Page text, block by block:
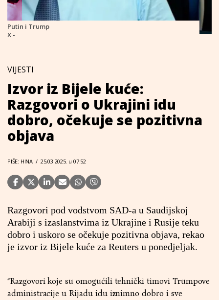
Putin i Trump
X -
VIJESTI
Izvor iz Bijele kuće:
Razgovori o Ukrajini idu
dobro, očekuje se pozitivna
objava
PIŠE: HINA / 25.03.2025. u 07:52
Razgovori pod vodstvom SAD-a u Saudijskoj
Arabiji s izaslanstvima iz Ukrajine i Rusije teku
dobro i uskoro se očekuje pozitivna objava, rekao
je izvor iz Bijele kuće za Reuters u ponedjeljak.
“Razgovori koje su omogućili tehnički timovi Trumpove
administracije u Rijadu idu iznimno dobro i sve